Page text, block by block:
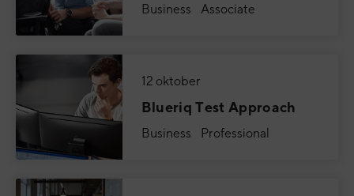
Business Associate
12 oktober
Blueriq Test Approach
Business Professional